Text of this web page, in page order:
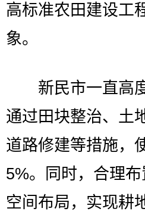
高标准农田建设工
象。
新民市一直高度
通过田块整治、土
道路修建等措施，
5%。同时，合理
空间布局，实现耕